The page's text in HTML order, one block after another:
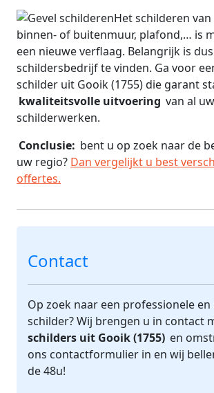
Het schilderen
binnen- of buitenmuur, plafond,… is
een nieuwe verflaag. Belangrijk is
schildersbedrijf te vinden. Ga voor
schilder uit Gooik (1755) die garant
kwaliteitsvolle uitvoering van al uw
schilderwerken.
Conclusie: bent u op zoek naar de
uw regio? Dan vergelijkt u best
offertes.
Contact
Op zoek naar een professionele
schilder? Wij brengen u in contact
schilders uit Gooik (1755) en
ons contactformulier in en wij
de 48u!